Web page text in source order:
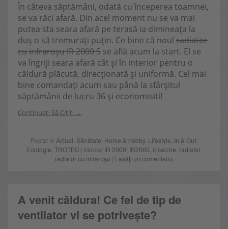
În câteva săptămâni, odată cu începerea toamnei,
se va răci afară. Din acel moment nu se va mai
putea sta seara afară pe terasă ia dimineața la
duș o să tremurați puțin. Ce bine că noul radiator
cu infraroșu IR 2000 S se află acum la start. El se
va îngriji seara afară cât și în interior pentru o
căldură plăcută, direcționată și uniformă. Cel mai
bine comandați acum sau până la sfârșitul
săptămânii de lucru 36 și economisiti!
Continuați Să Citiți
Postat în Actual Sănătate Home & hobby, Lifestyle In & Out
Ecologie TROTEC | Marcat IR 2000 IR2000 incalzire radiator,
radiator cu infraroșu | Lasăți un comentariu
A venit căldura! Ce fel de tip de
ventilator vi se potrivește?